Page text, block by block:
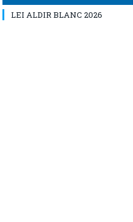
LEI ALDIR BLANC 2026